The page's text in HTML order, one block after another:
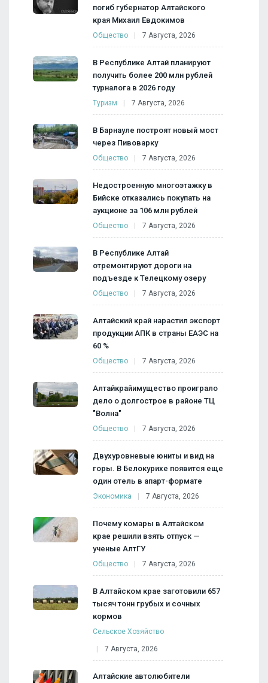
погиб губернатор Алтайского
края Михаил Евдокимов
Общество 7 Августа, 2026
В Республике Алтай планируют
получить более 200 млн рублей
турналога в 2026 году
Туризм 7 Августа, 2026
В Барнауле построят новый мост
через Пивоварку
Общество 7 Августа, 2026
Недостроенную многоэтажку в
Бийске отказались покупать на
аукционе за 106 млн рублей
Общество 7 Августа, 2026
В Республике Алтай
отремонтируют дороги на
подъезде к Телецкому озеру
Общество 7 Августа, 2026
Алтайский край нарастил экспорт
продукции АПК в страны ЕАЭС на
60 %
Общество 7 Августа, 2026
Алтайкрайимущество проиграло
дело о долгострое в районе ТЦ
"Волна"
Общество 7 Августа, 2026
Двухуровневые юниты и вид на
горы. В Белокурихе появится еще
один отель в апарт-формате
Экономика 7 Августа, 2026
Почему комары в Алтайском
крае решили взять отпуск —
ученые АлтГУ
Общество 7 Августа, 2026
В Алтайском крае заготовили 657
тысяч тонн грубых и сочных
кормов
Сельское Хозяйство
7 Августа, 2026
Алтайские автолюбители